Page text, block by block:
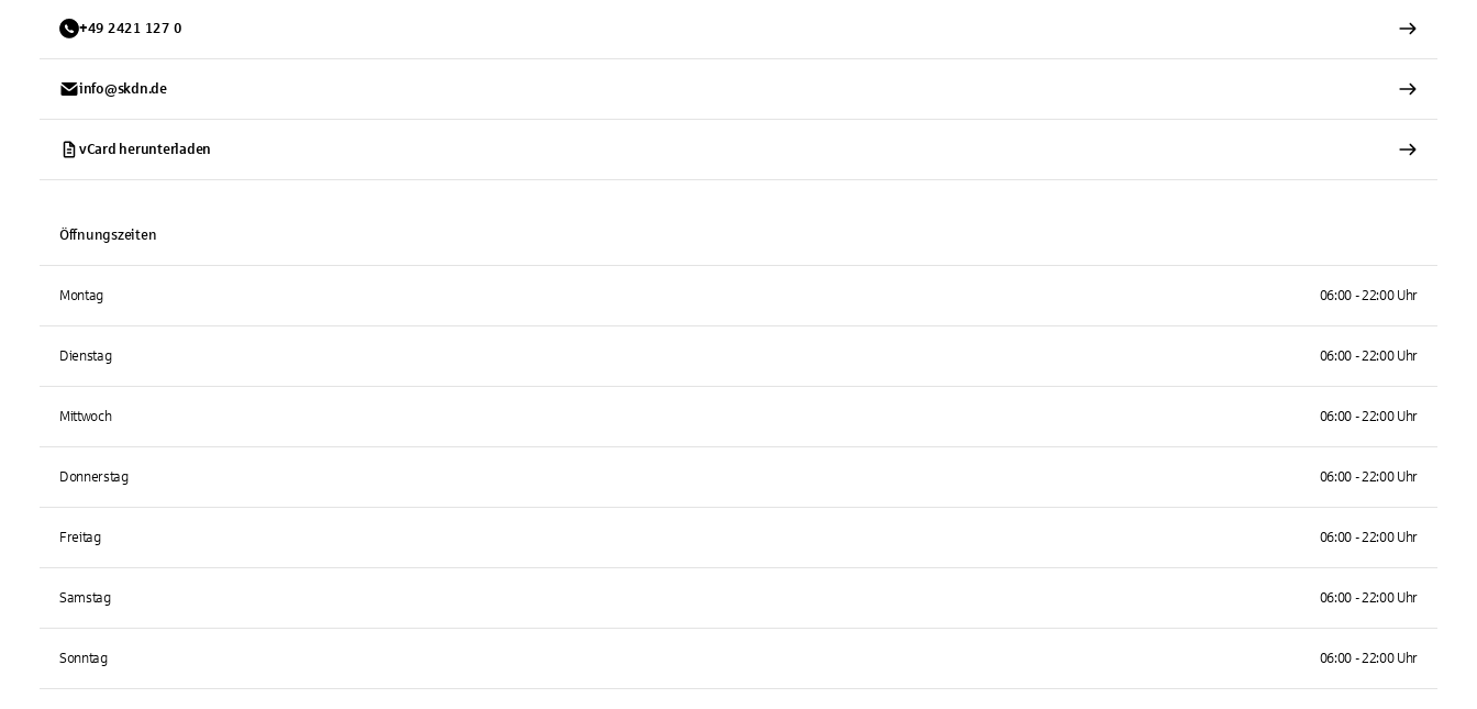
+49 2421 127 0
info@skdn.de
vCard herunterladen
Öffnungszeiten
Montag 06:00 - 22:00 Uhr
Dienstag 06:00 - 22:00 Uhr
Mittwoch 06:00 - 22:00 Uhr
Donnerstag 06:00 - 22:00 Uhr
Freitag 06:00 - 22:00 Uhr
Samstag 06:00 - 22:00 Uhr
Sonntag 06:00 - 22:00 Uhr